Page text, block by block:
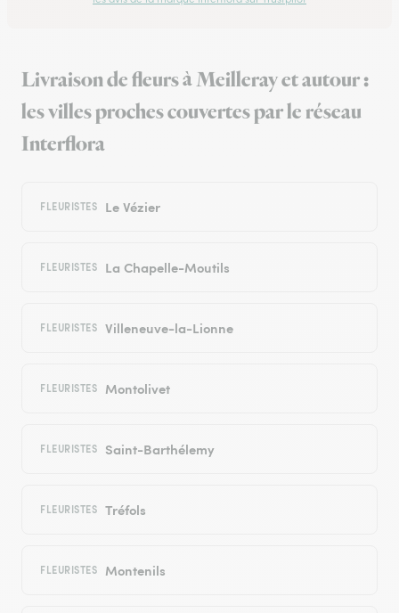
Livraison de fleurs à Meilleray et autour :
les villes proches couvertes par le réseau
Interflora
FLEURISTES Le Vézier
FLEURISTES La Chapelle-Moutils
FLEURISTES Villeneuve-la-Lionne
FLEURISTES Montolivet
FLEURISTES Saint-Barthélemy
FLEURISTES Tréfols
FLEURISTES Montenils